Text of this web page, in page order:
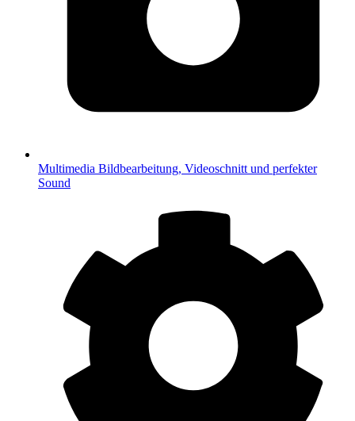
Multimedia Bildbearbeitung, Videoschnitt und perfekter
Sound